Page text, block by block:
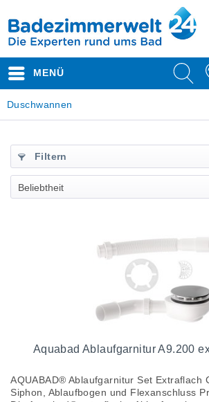
MENÜ
Duschwannen
Filtern
Aquabad Ablaufgarnitur A9.200
AQUABAD® Ablaufgarnitur Set Extraflach
Siphon, Ablaufbogen und Flexanschluss